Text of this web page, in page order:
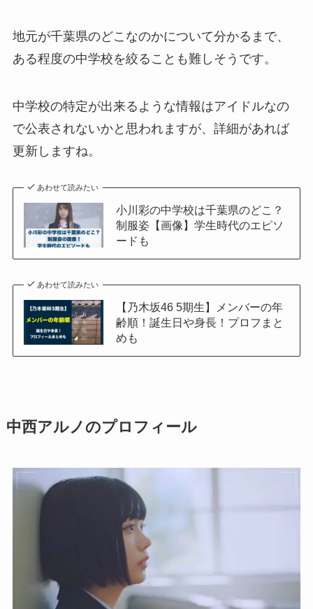
地元が千葉県のどこなのかについて分かるまで、
ある程度の中学校を絞ることも難しそうです。
中学校の特定が出来るような情報はアイドルなの
で公表されないかと思われますが、詳細があれば
更新しますね。
あわせて読みたい
小川彩の中学校は千葉県のどこ？
制服姿【画像】学生時代のエピソ
ードも
あわせて読みたい
【乃木坂46 5期生】メンバーの年
齢順！誕生日や身長！プロフまと
めも
中西アルノのプロフィール